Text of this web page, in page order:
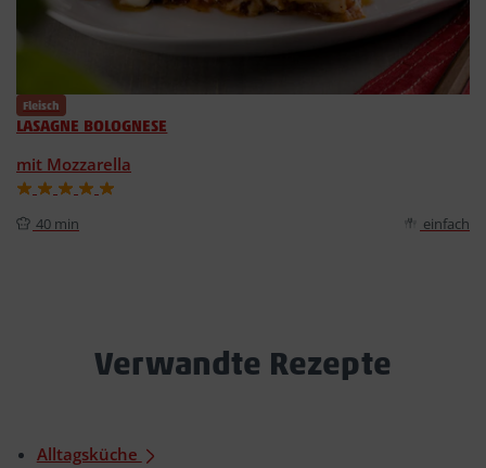
Fleisch
LASAGNE BOLOGNESE
mit Mozzarella
40 min einfach
Verwandte Rezepte
Alltagsküche